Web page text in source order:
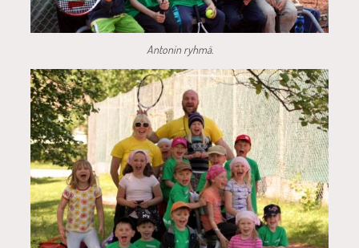
Antonin ryhmä.